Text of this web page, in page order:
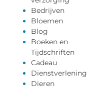
Bedrijven
Bloemen
Blog
Boeken en
Tijdschriften
Cadeau
Dienstverlening
Dieren